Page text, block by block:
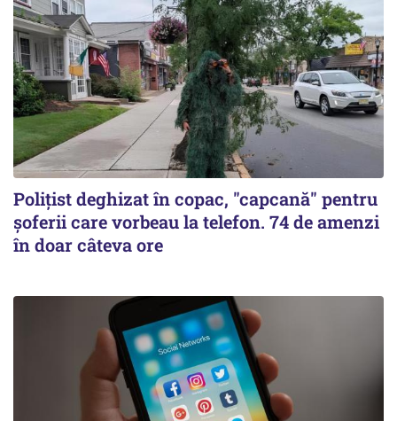
Polițist deghizat în copac, "capcană" pentru
șoferii care vorbeau la telefon. 74 de amenzi
în doar câteva ore